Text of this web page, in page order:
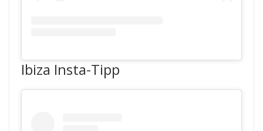
Ibiza Insta-Tipp